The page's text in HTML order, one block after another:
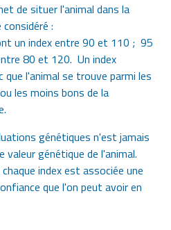
de situer l'animal dans la
:
un index entre 90 et 110 ; 95
80 et 120. Un index
que l'animal se trouve parmi les
les moins bons de la
génétiques n'est jamais
génétique de l'animal.
index est associée une
que l'on peut avoir en